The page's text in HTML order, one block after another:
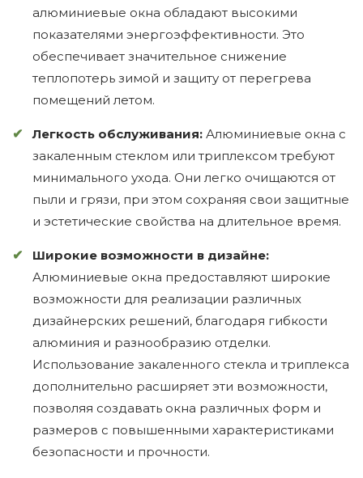
алюминиевые окна обладают высокими
показателями энергоэффективности. Это
обеспечивает значительное снижение
теплопотерь зимой и защиту от перегрева
помещений летом.
Легкость обслуживания: Алюминиевые окна с
закаленным стеклом или триплексом требуют
минимального ухода. Они легко очищаются от
пыли и грязи, при этом сохраняя свои защитные
и эстетические свойства на длительное время.
Широкие возможности в дизайне:
Алюминиевые окна предоставляют широкие
возможности для реализации различных
дизайнерских решений, благодаря гибкости
алюминия и разнообразию отделки.
Использование закаленного стекла и триплекса
дополнительно расширяет эти возможности,
позволяя создавать окна различных форм и
размеров с повышенными характеристиками
безопасности и прочности.